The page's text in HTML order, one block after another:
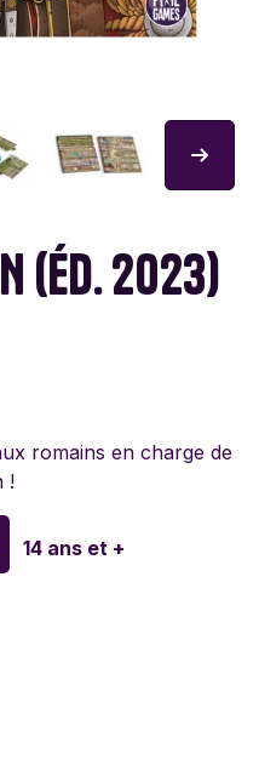
(ÉD. 2023)
romains en charge de
!
14 ans et +